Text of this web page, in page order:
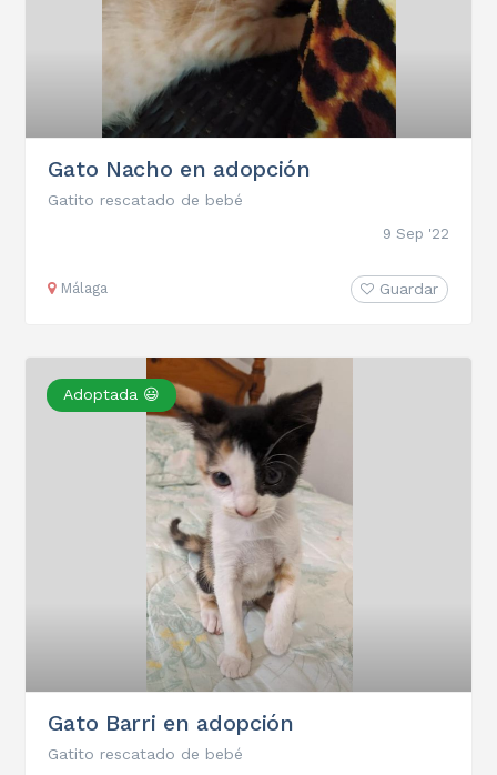
Gato Nacho en adopción
Gatito rescatado de bebé
9 Sep '22
Málaga Guardar
Adoptada 😃
Gato Barri en adopción
Gatito rescatado de bebé